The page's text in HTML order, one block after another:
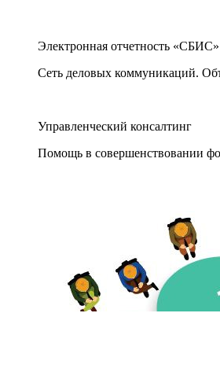
Электронная отчетность «СБИС»
Сеть деловых коммуникаций.
Управленческий консалтинг
Помощь в совершенствовании